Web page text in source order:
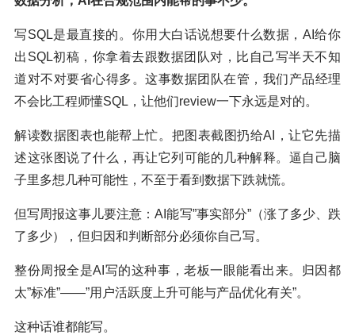
写SQL是最直接的。你用大白话说想要什么数据，AI给你
出SQL初稿，你拿着去跟数据团队对，比自己写半天不知
道对不对要省心得多。这事数据团队在管，我们产品经理
不会比工程师懂SQL，让他们review一下永远是对的。
解读数据图表也能帮上忙。把图表截图扔给AI，让它先描
述这张图说了什么，再让它列可能的几种解释。逼自己脑
子里多想几种可能性，不至于看到数据下跌就慌。
但写周报这事儿要注意：AI能写”事实部分”（涨了多少、跌
了多少），但归因和判断部分必须你自己写。
整份周报全是AI写的这种事，老板一眼能看出来。归因都
太”标准”——”用户活跃度上升可能与产品优化有关”。
这种话谁都能写。